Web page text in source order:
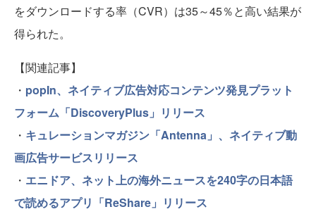
をダウンロードする率（CVR）は35～45％と高い結果が
得られた。
【関連記事】
・ popIn、ネイティブ広告対応コンテンツ発見プラット
フォーム「DiscoveryPlus」リリース
・ キュレーションマガジン「Antenna」、ネイティブ動
画広告サービスリリース
・ エニドア、ネット上の海外ニュースを240字の日本語
で読めるアプリ「ReShare」リリース